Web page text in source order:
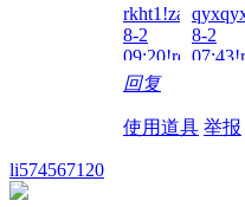
rkht1!zai!2026-
8-2
09:20!read!
8-2
回复
使用道具 举报
li574567120